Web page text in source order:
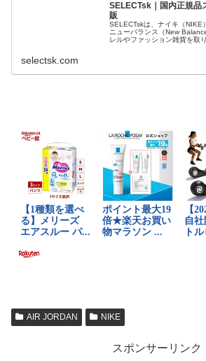
SELECTsk｜国内正規品
販
SELECTskは、ナイキ（NIKE
ニューバランス（New
レルやファッション雑貨を取
selectsk.com
AIR JORDAN NIKE
スポンサーリンク